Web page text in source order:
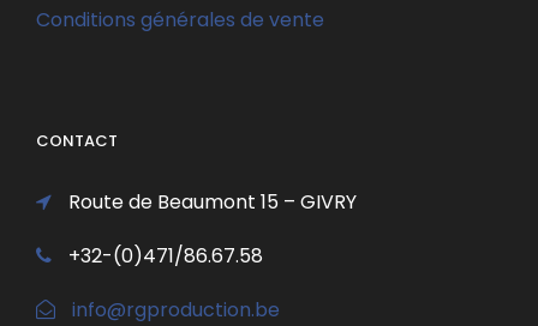
Conditions générales de vente
CONTACT
Route de Beaumont 15 – GIVRY
+32-(0)471/86.67.58
info@rgproduction.be